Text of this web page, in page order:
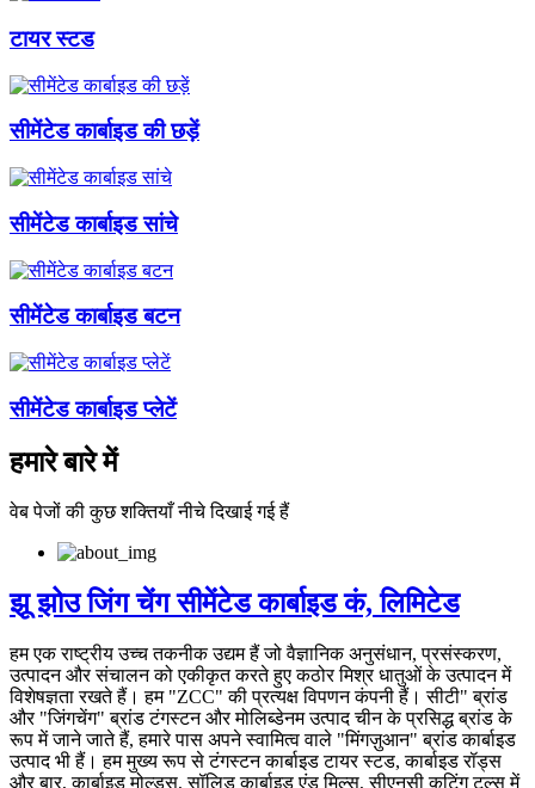
टायर स्टड
सीमेंटेड कार्बाइड की छड़ें
सीमेंटेड कार्बाइड सांचे
सीमेंटेड कार्बाइड बटन
सीमेंटेड कार्बाइड प्लेटें
हमारे बारे में
वेब पेजों की कुछ शक्तियाँ नीचे दिखाई गई हैं
झू झोउ जिंग चेंग सीमेंटेड कार्बाइड कं, लिमिटेड
हम एक राष्ट्रीय उच्च तकनीक उद्यम हैं जो वैज्ञानिक अनुसंधान, प्रसंस्करण,
उत्पादन और संचालन को एकीकृत करते हुए कठोर मिश्र धातुओं के उत्पादन में
विशेषज्ञता रखते हैं। हम "ZCC" की प्रत्यक्ष विपणन कंपनी हैं। सीटी" ब्रांड
और "जिंगचेंग" ब्रांड टंगस्टन और मोलिब्डेनम उत्पाद चीन के प्रसिद्ध ब्रांड के
रूप में जाने जाते हैं, हमारे पास अपने स्वामित्व वाले "मिंगज़ुआन" ब्रांड कार्बाइड
उत्पाद भी हैं। हम मुख्य रूप से टंगस्टन कार्बाइड टायर स्टड, कार्बाइड रॉड्स
और बार, कार्बाइड मोल्ड्स, सॉलिड कार्बाइड एंड मिल्स, सीएनसी कटिंग टूल्स में